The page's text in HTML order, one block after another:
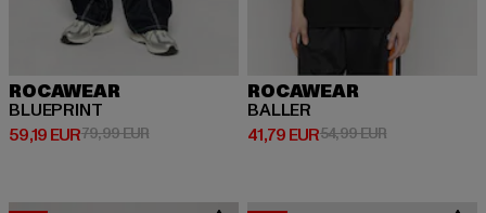
ROCAWEAR
BLUEPRINT
59,19 EUR
Derzeitiger Preis: 59,19 EUR
79,99 EURAktionspreis: 79,99 EUR
ROCAWEAR
BALLER
41,79 EUR
Derzeitiger Preis: 41,79 EUR
54,99 EURAktionspreis: